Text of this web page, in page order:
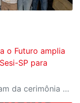
o Futuro amplia
SP para
Estudantes selecionados participaram da cerimônia oficial de entrega do passaporte, realizada no Espaço Nobre da Fiesp, em São Paulo